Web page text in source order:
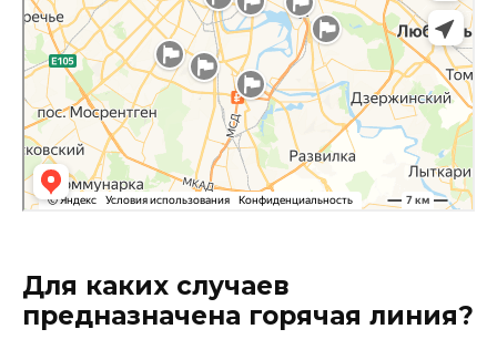
Для каких случаев
предназначена горячая линия?